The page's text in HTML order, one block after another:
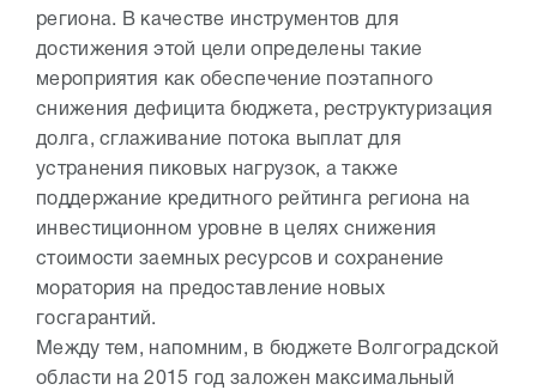
региона. В качестве инструментов для
достижения этой цели определены такие
мероприятия как обеспечение поэтапного
снижения дефицита бюджета, реструктуризация
долга, сглаживание потока выплат для
устранения пиковых нагрузок, а также
поддержание кредитного рейтинга региона на
инвестиционном уровне в целях снижения
стоимости заемных ресурсов и сохранение
моратория на предоставление новых
госгарантий.
Между тем, напомним, в бюджете Волгоградской
области на 2015 год заложен максимальный